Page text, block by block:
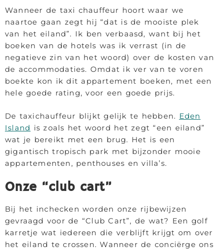
Wanneer de taxi chauffeur hoort waar we
naartoe gaan zegt hij “dat is de mooiste plek
van het eiland”. Ik ben verbaasd, want bij het
boeken van de hotels was ik verrast (in de
negatieve zin van het woord) over de kosten van
de accommodaties. Omdat ik ver van te voren
boekte kon ik dit appartement boeken, met een
hele goede rating, voor een goede prijs.
De taxichauffeur blijkt gelijk te hebben. Eden
Island is zoals het woord het zegt “een eiland”
wat je bereikt met een brug. Het is een
gigantisch tropisch park met bijzonder mooie
appartementen, penthouses en villa’s.
Onze “club cart”
Bij het inchecken worden onze rijbewijzen
gevraagd voor de “Club Cart”, de wat? Een golf
karretje wat iedereen die verblijft krijgt om over
het eiland te crossen. Wanneer de conciërge ons